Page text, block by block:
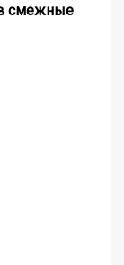
в смежные